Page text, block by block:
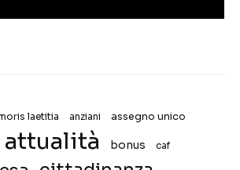
laetitia anziani assegno unico
attualità bonus caf